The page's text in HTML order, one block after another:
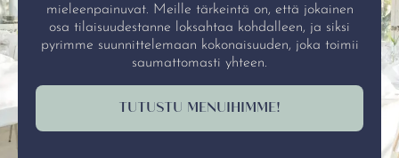
mieleenpainuvat. Meille tärkeintä on, että jokainen
osa tilaisuudestanne loksahtaa kohdalleen, ja siksi
pyrimme suunnittelemaan kokonaisuuden, joka toimii
saumattomasti yhteen.
TUTUSTU MENUIHIMME!